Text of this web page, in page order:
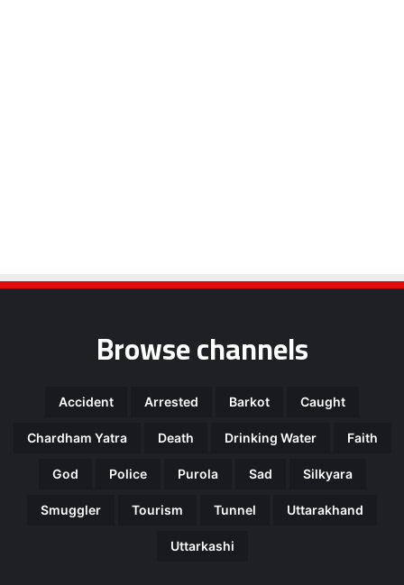
Browse channels
Accident Arrested Barkot Caught
Chardham Yatra Death Drinking Water Faith
God Police Purola Sad Silkyara
Smuggler Tourism Tunnel Uttarakhand
Uttarkashi